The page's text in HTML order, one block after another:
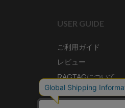
USER GUIDE
ご利用ガイド
レビュー
RAGTAGについて
ご利用規約